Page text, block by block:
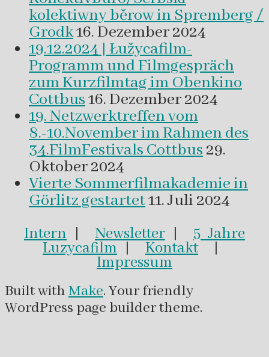
kolektiwny běrow in Spremberg /
Grodk16. Dezember 2024
19.12.2024 | Łužycafilm-
Programm und Filmgespräch
zum Kurzfilmtag im Obenkino
Cottbus16. Dezember 2024
19. Netzwerktreffen vom
8.-10.November im Rahmen des
34.FilmFestivals Cottbus29.
Oktober 2024
Vierte Sommerfilmakademie in
Görlitz gestartet11. Juli 2024
Intern | Newsletter | 5 Jahre
Luzycafilm | Kontakt|
Impressum
Built withMake. Your friendly
WordPress page builder theme.